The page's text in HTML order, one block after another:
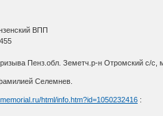
ВПП
Пенз.обл. Земетч.р-н Отромский с/с,
Селемнев.
html/info.htm?id=1050232416 :